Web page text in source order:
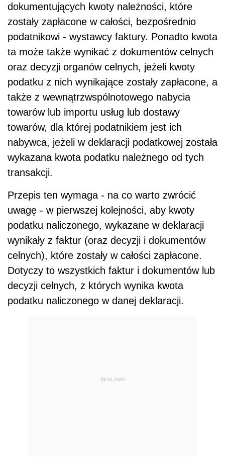
dokumentujących kwoty należności, które
zostały zapłacone w całości, bezpośrednio
podatnikowi - wystawcy faktury. Ponadto kwota
ta może także wynikać z dokumentów celnych
oraz decyzji organów celnych, jeżeli kwoty
podatku z nich wynikające zostały zapłacone, a
także z wewnątrzwspólnotowego nabycia
towarów lub importu usług lub dostawy
towarów, dla której podatnikiem jest ich
nabywca, jeżeli w deklaracji podatkowej została
wykazana kwota podatku należnego od tych
transakcji.
Przepis ten wymaga - na co warto zwrócić
uwagę - w pierwszej kolejności, aby kwoty
podatku naliczonego, wykazane w deklaracji
wynikały z faktur (oraz decyzji i dokumentów
celnych), które zostały w całości zapłacone.
Dotyczy to wszystkich faktur i dokumentów lub
decyzji celnych, z których wynika kwota
podatku naliczonego w danej deklaracji.
REKLAMA